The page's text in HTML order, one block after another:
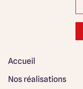
Accueil
Nos réalisations